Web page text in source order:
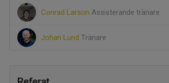
Conrad Larson Assisterande tränare
Johan Lund Tränare